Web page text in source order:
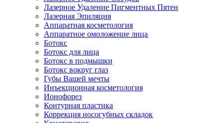
Лазерное Удаление Пигментных Пятен
Лазерная Эпиляция
Аппаратная косметология
Аппаратное омоложение лица
Ботокс
Ботокс для лица
Ботокс в подмышки
Ботокс вокруг глаз
Губы Вашей мечты
Инъекционная косметология
Ионофорез
Контурная пластика
Коррекция носогубных складок